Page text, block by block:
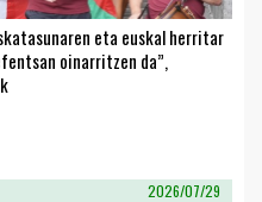
eta euskal herritar
oinarritzen da”,
2026/07/29